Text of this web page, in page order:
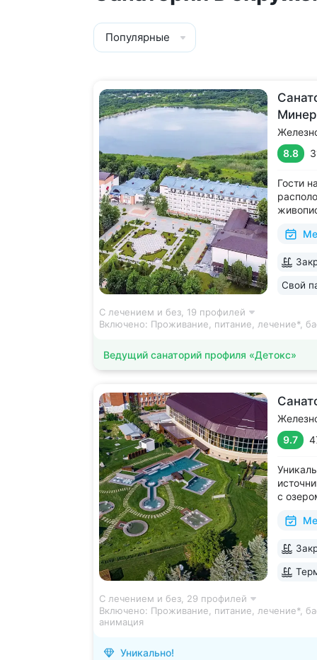
Популярные
8.8
Гости
Свой
С лечением и без, 19 профилей
Включено: Проживание, питание, лечение*,
Ведущий санаторий профиля «Детокс»
9.7
с
зал,
С лечением и без, 29 профилей
Включено: Проживание, питание, лечение*,
анимация
Уникально!